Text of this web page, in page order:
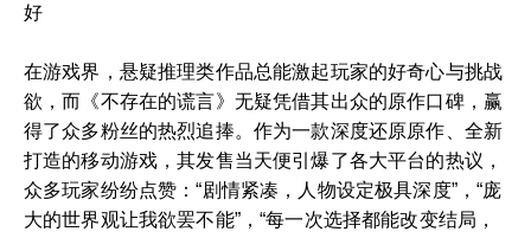
好
在游戏界，悬疑推理类作品总能激起玩家的好奇心与挑战
欲，而《不存在的谎言》无疑凭借其出众的原作口碑，赢
得了众多粉丝的热烈追捧。作为一款深度还原原作、全新
打造的移动游戏，其发售当天便引爆了各大平台的热议，
众多玩家纷纷点赞：“剧情紧凑，人物设定极具深度”，“庞
大的世界观让我欲罢不能”，“每一次选择都能改变结局，